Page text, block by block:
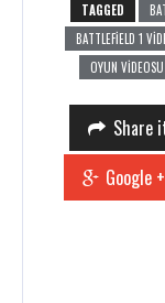
TAGGED
BATTLEFIELD 1
OYUN VIDEOSU
Share
Google +